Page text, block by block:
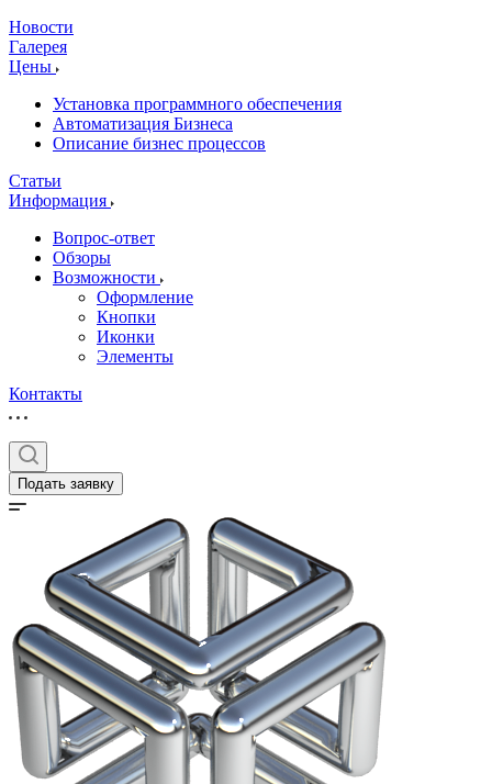
Новости
Галерея
Цены
Установка программного обеспечения
Автоматизация Бизнеса
Описание бизнес процессов
Статьи
Информация
Вопрос-ответ
Обзоры
Возможности
Оформление
Кнопки
Иконки
Элементы
Контакты
Подать заявку